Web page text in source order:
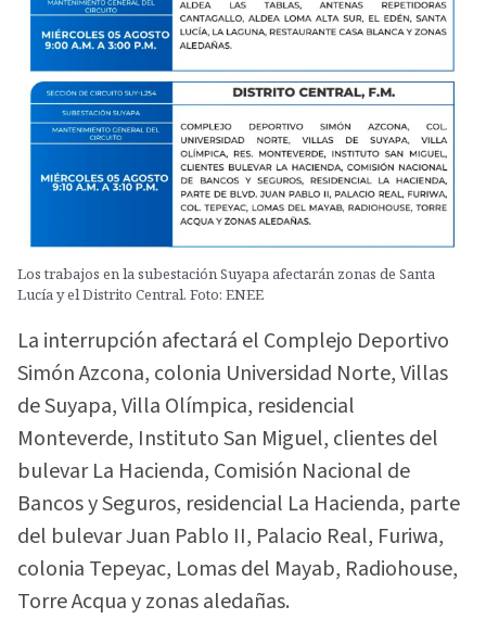
Los trabajos en la subestación Suyapa afectarán zonas de Santa
Lucía y el Distrito Central. Foto: ENEE
La interrupción afectará el Complejo Deportivo
Simón Azcona, colonia Universidad Norte, Villas
de Suyapa, Villa Olímpica, residencial
Monteverde, Instituto San Miguel, clientes del
bulevar La Hacienda, Comisión Nacional de
Bancos y Seguros, residencial La Hacienda, parte
del bulevar Juan Pablo II, Palacio Real, Furiwa,
colonia Tepeyac, Lomas del Mayab, Radiohouse,
Torre Acqua y zonas aledañas.